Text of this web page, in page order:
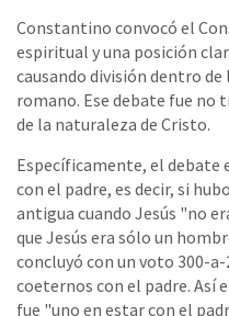
Constantino convocó el
espiritual y una posición
causando división dentro
romano. Ese debate fue
de la naturaleza de Cristo.
Específicamente, el debate
con el padre, es decir, si
antigua cuando Jesús "no
que Jesús era sólo un
concluyó con un voto 300-a-
coeternos con el padre. Así
fue "uno en estar con el